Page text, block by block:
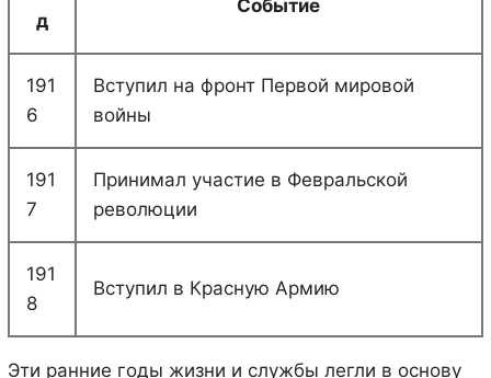
д
Событие
191
6
Вступил на фронт Первой мировой
войны
191
7
Принимал участие в Февральской
революции
191
8
Вступил в Красную Армию
Эти ранние годы жизни и службы легли в основу